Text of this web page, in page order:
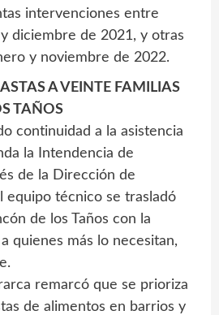
intervenciones entre
diciembre de 2021, y otras
y noviembre de 2022.
A VEINTE FAMILIAS
TAÑOS
continuidad a la asistencia
la Intendencia de
de la Dirección de
equipo técnico se trasladó
de los Taños con la
quienes más lo necesitan,
remarcó que se prioriza
de alimentos en barrios y